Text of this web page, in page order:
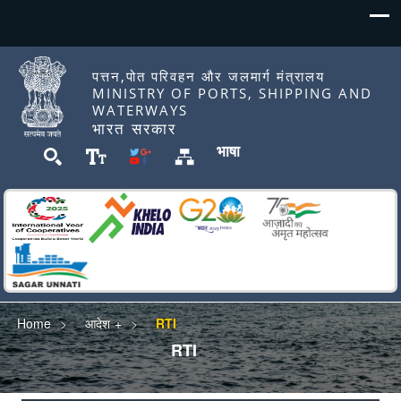
पत्तन,पोत परिवहन और जलमार्ग मंत्रालय
MINISTRY OF PORTS, SHIPPING AND
WATERWAYS
भारत सरकार
भाषा
Home आदेश RTI
RTI